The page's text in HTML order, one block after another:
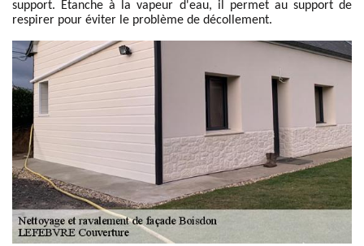
support. Étanche à la vapeur d'eau, il permet au support de
respirer pour éviter le problème de décollement.